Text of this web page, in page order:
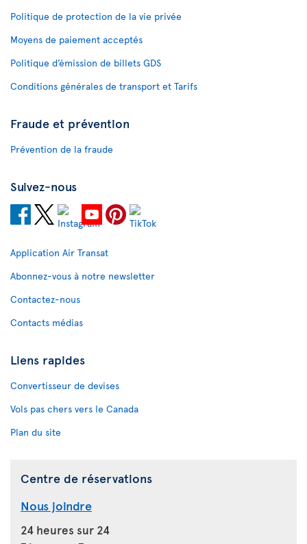
Politique de protection de la vie privée
Moyens de paiement acceptés
Politique d’émission de billets GDS
Conditions générales de transport et Tarifs
Fraude et prévention
Prévention de la fraude
Suivez-nous
Application Air Transat
Abonnez-vous à notre newsletter
Contactez-nous
Contacts médias
Liens rapides
Convertisseur de devises
Vols pas chers vers le Canada
Plan du site
Centre de réservations
Nous joindre
24 heures sur 24